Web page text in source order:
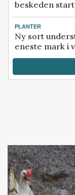
beskeden
PLANTER
Ny sort
eneste mark i